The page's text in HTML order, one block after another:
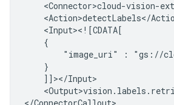
"image_uri"
: